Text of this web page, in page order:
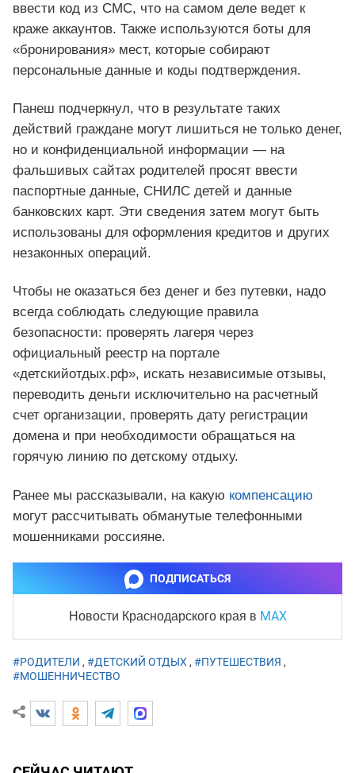
ввести код из СМС, что на самом деле ведет к
краже аккаунтов. Также используются боты для
«бронирования» мест, которые собирают
персональные данные и коды подтверждения.
Панеш подчеркнул, что в результате таких
действий граждане могут лишиться не только денег,
но и конфиденциальной информации — на
фальшивых сайтах родителей просят ввести
паспортные данные, СНИЛС детей и данные
банковских карт. Эти сведения затем могут быть
использованы для оформления кредитов и других
незаконных операций.
Чтобы не оказаться без денег и без путевки, надо
всегда соблюдать следующие правила
безопасности: проверять лагеря через
официальный реестр на портале
«детскийотдых.рф», искать независимые отзывы,
переводить деньги исключительно на расчетный
счет организации, проверять дату регистрации
домена и при необходимости обращаться на
горячую линию по детскому отдыху.
Ранее мы рассказывали, на какую компенсацию
могут рассчитывать обманутые телефонными
мошенниками россияне.
ПОДПИСАТЬСЯ
Новости Краснодарского края в MAX
#РОДИТЕЛИ , #ДЕТСКИЙ ОТДЫХ , #ПУТЕШЕСТВИЯ ,
#МОШЕННИЧЕСТВО